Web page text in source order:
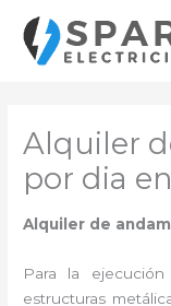
contenido
Alquiler
por dia
Alquiler de
Para la
estructuras